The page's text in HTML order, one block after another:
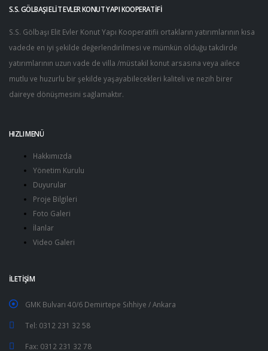
S.S. GÖLBAŞI ELİT EVLER KONUT YAPI KOOPERATİFİ
S.S. Gölbaşı Elit Evler Konut Yapı Kooperatifii ortakların yatırımlarının kısa
vadede en iyi şekilde değerlendirilmesi ve mümkün olduğu takdirde
yatırımlarının uzun vade de villa /müstakil konut arsasına veya ailece
mutlu ve huzurlu bir şekilde yaşayabilecekleri kaliteli ve nezih birer
daireye dönüşmesini sağlamaktır.
HIZLI MENÜ
Hakkımızda
Yönetim Kurulu
Duyurular
Proje Bilgileri
Foto Galeri
İlanlar
Video Galeri
İLETİŞİM
GMK Bulvarı 40/6 Demirtepe Sıhhiye / Ankara
Tel: 0312 231 32 58
Fax: 0312 231 32 78